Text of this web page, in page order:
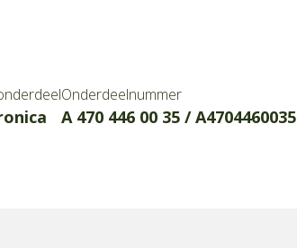
Onderdeelnummer
A 470 446 00 35 / A4704460035